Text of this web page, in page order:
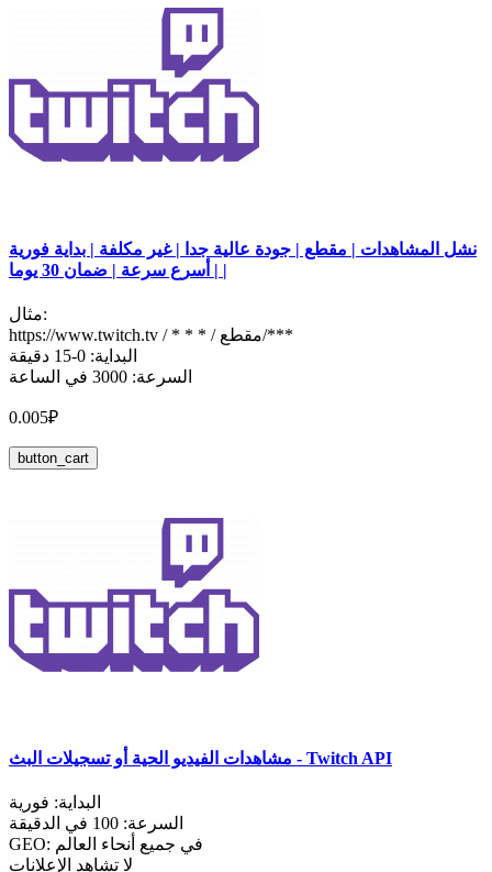
نشل المشاهدات | مقطع | جودة عالية جدا | غير مكلفة | بداية فورية
| أسرع سرعة | ضمان 30 يوما |
مثال:
https://www.twitch.tv / * * * / مقطع/***
البداية: 0-15 دقيقة
السرعة: 3000 في الساعة
0.005₽
button_cart
مشاهدات الفيديو الحية أو تسجيلات البث - Twitch API
البداية: فورية
السرعة: 100 في الدقيقة
GEO: في جميع أنحاء العالم
لا تشاهد الإعلانات